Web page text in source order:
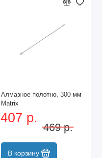
Алмазное полотно, 300 мм
Matrix
407 р.
469 р.
В корзину